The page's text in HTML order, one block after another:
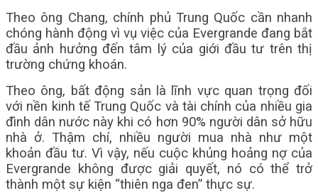
Theo ông Chang, chính phủ Trung Quốc cần nhanh
chóng hành động vì vụ việc của Evergrande đang bắt
đầu ảnh hưởng đến tâm lý của giới đầu tư trên thị
trường chứng khoán.
Theo ông, bất động sản là lĩnh vực quan trọng đối
với nền kinh tế Trung Quốc và tài chính của nhiều gia
đình dân nước này khi có hơn 90% người dân sở hữu
nhà ở. Thậm chí, nhiều người mua nhà như một
khoản đầu tư. Vì vậy, nếu cuộc khủng hoảng nợ của
Evergrande không được giải quyết, nó có thể trở
thành một sự kiện “thiên nga đen” thực sự.